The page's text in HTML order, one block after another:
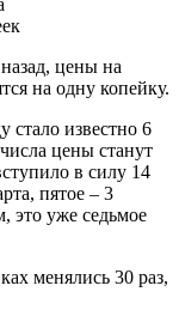
цены на
на одну копейку.
известно 6
цены станут
в силу 14
пятое – 3
это уже седьмое
менялись 30 раз,